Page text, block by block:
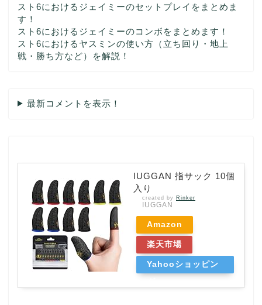
スト6におけるジェイミーのセットプレイをまとめま
す！
スト6におけるジェイミーのコンボをまとめます！
スト6におけるヤスミンの使い方（立ち回り・地上
戦・勝ち方など）を解説！
最新コメントを表示！
IUGGAN 指サック 10個
入り
created by Rinker
IUGGAN
Amazon
楽天市場
Yahooショッピン